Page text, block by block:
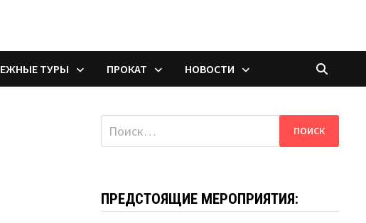
ТУРЫ ПРОКАТ НОВОСТИ
Найти:
ПРЕДСТОЯЩИЕ МЕРОПРИЯТИЯ: